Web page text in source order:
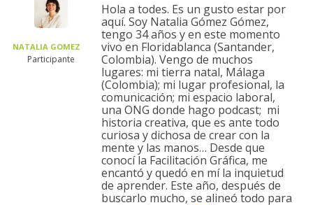
NATALIA GOMEZ
Participante
Hola a todes. Es un gusto estar por
aquí. Soy Natalia Gómez Gómez,
tengo 34 años y en este momento
vivo en Floridablanca (Santander,
Colombia). Vengo de muchos
lugares: mi tierra natal, Málaga
(Colombia); mi lugar profesional, la
comunicación; mi espacio laboral,
una ONG donde hago podcast; mi
historia creativa, que es ante todo
curiosa y dichosa de crear con la
mente y las manos… Desde que
conocí la Facilitación Gráfica, me
encantó y quedó en mí la inquietud
de aprender. Este año, después de
buscarlo mucho, se alineó todo para